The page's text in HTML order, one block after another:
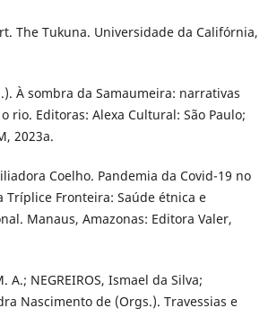
The Tukuna. Universidade da Califórnia,
À sombra da Samaumeira: narrativas
rio. Editoras: Alexa Cultural: São Paulo;
2023a.
Coelho. Pandemia da Covid-19 no
Tríplice Fronteira: Saúde étnica e
Manaus, Amazonas: Editora Valer,
A.; NEGREIROS, Ismael da Silva;
Nascimento de (Orgs.). Travessias e